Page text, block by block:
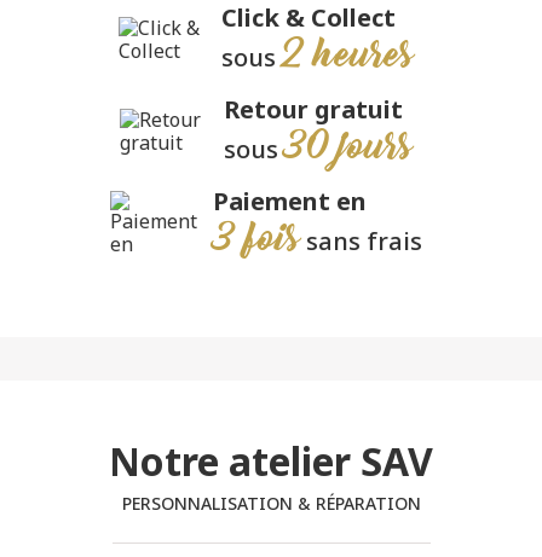
Click & Collect
sous2 heures
Retour gratuit
sous30 jours
Paiement en
3 foissans frais
Notre atelier SAV
PERSONNALISATION & RÉPARATION